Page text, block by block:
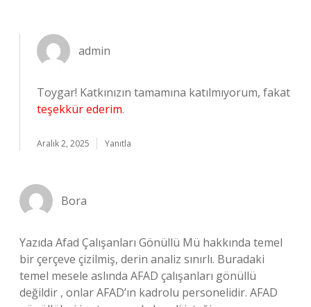
admin
Toygar! Katkınızın tamamına katılmıyorum, fakat
teşekkür ederim.
Aralık 2, 2025 Yanıtla
Bora
Yazıda Afad Çalışanları Gönüllü Mü hakkında temel
bir çerçeve çizilmiş, derin analiz sınırlı. Buradaki
temel mesele aslında AFAD çalışanları gönüllü
değildir , onlar AFAD’ın kadrolu personelidir. AFAD